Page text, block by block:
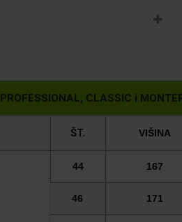
PROFESSIONAL, CLASSIC i
ŠT. VIŠINA
44 167
46 171